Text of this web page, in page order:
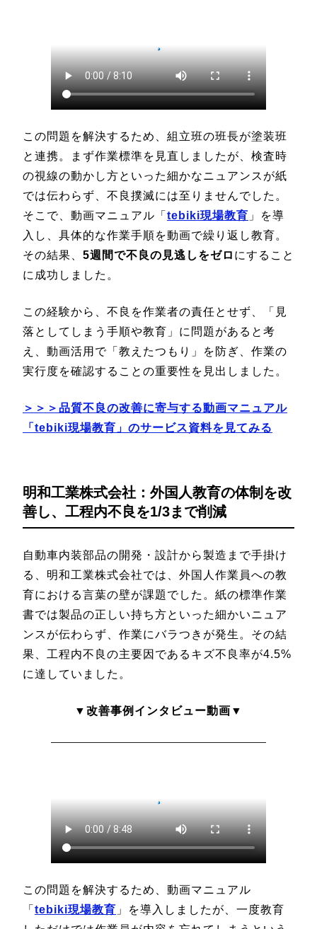
この問題を解決するため、組立班の班長が塗装班
と連携。まず作業標準を見直しましたが、検査時
の視線の動かし方といった細かなニュアンスが紙
では伝わらず、不良撲滅には至りませんでした。
そこで、動画マニュアル「 tebiki現場教育 」を導
入し、具体的な作業手順を動画で繰り返し教育。
その結果、 5週間で不良の見逃しをゼロ にすること
に成功しました。
この経験から、不良を作業者の責任とせず、「見
落としてしまう手順や教育」に問題があると考
え、動画活用で「教えたつもり」を防ぎ、作業の
実行度を確認することの重要性を見出しました。
＞＞＞品質不良の改善に寄与する動画マニュアル
「tebiki現場教育」のサービス資料を見てみる
明和工業株式会社：外国人教育の体制を改
善し、工程内不良を1/3まで削減
自動車内装部品の開発・設計から製造まで手掛け
る、明和工業株式会社では、外国人作業員への教
育における言葉の壁が課題でした。紙の標準作業
書では製品の正しい持ち方といった細かいニュア
ンスが伝わらず、作業にバラつきが発生。その結
果、工程内不良の主要因であるキズ不良率が4.5%
に達していました。
▼改善事例インタビュー動画▼
この問題を解決するため、動画マニュアル
「 tebiki現場教育 」を導入しましたが、一度教育